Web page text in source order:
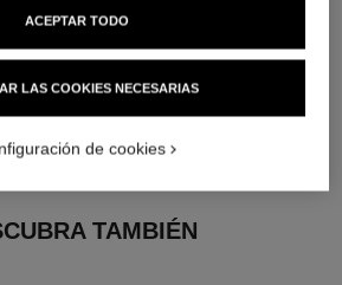
TAMBIÉN
LAS COOKIES NECESARIAS
ACEPTAR TODO
de cookies